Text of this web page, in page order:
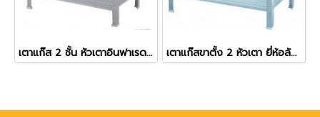
เตาแก๊ส 2 ชั้น หัวเตาอินฟาเรดคู่ ยี่ห้อลัคกี้เฟลม รุ่น AT-402I เตาแก๊สขาตั้ง 2 หัวเตา ยี่ห้อลัคกี้เฟลม รุ่น AT-402